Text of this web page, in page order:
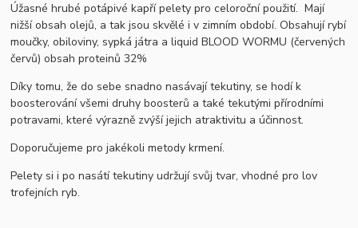
Úžasné hrubé potápivé kapří pelety pro celoroční použití. Mají
nižší obsah olejů, a tak jsou skvělé i v zimním období. Obsahují rybí
moučky, obiloviny, sypká játra a liquid BLOOD WORMU (červených
červů) obsah proteinů 32%
Díky tomu, že do sebe snadno nasávají tekutiny, se hodí k
boosterování všemi druhy boosterů a také tekutými přírodními
potravami, které výrazně zvýší jejich atraktivitu a účinnost.
Doporučujeme pro jakékoli metody krmení.
Pelety si i po nasátí tekutiny udržují svůj tvar, vhodné pro lov
trofejních ryb.